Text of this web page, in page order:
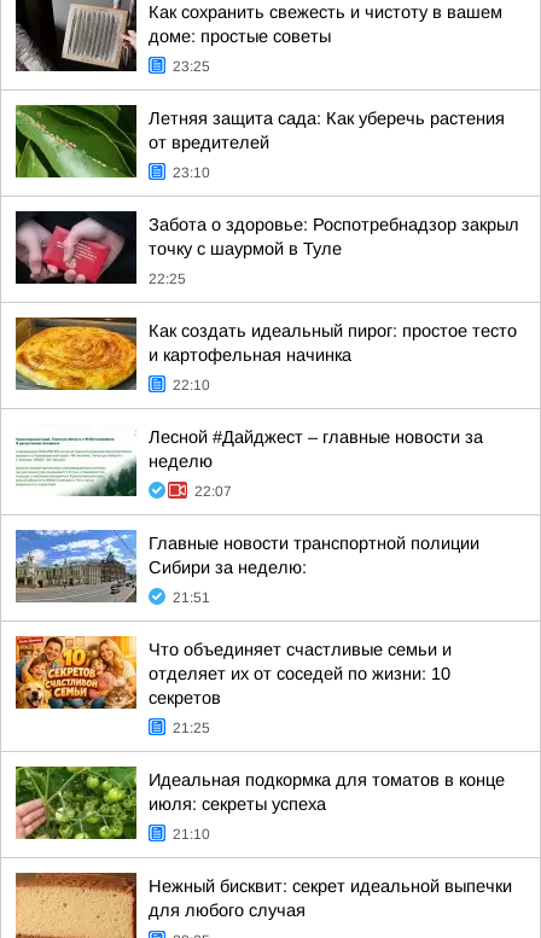
Как сохранить свежесть и чистоту в вашем
доме: простые советы
23:25
Летняя защита сада: Как уберечь растения
от вредителей
23:10
Забота о здоровье: Роспотребнадзор закрыл
точку с шаурмой в Туле
22:25
Как создать идеальный пирог: простое тесто
и картофельная начинка
22:10
Лесной #Дайджест – главные новости за
неделю
22:07
Главные новости транспортной полиции
Сибири за неделю:
21:51
Что объединяет счастливые семьи и
отделяет их от соседей по жизни: 10
секретов
21:25
Идеальная подкормка для томатов в конце
июля: секреты успеха
21:10
Нежный бисквит: секрет идеальной выпечки
для любого случая